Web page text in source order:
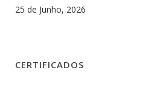
25 de Junho, 2026
CERTIFICADOS